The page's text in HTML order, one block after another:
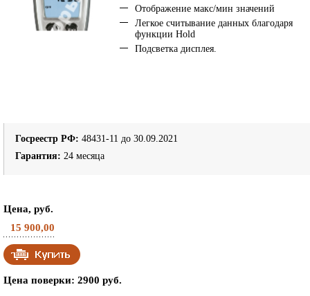
Отображение макс/мин значений
Легкое считывание данных благодаря
функции Hold
Подсветка дисплея.
Госреестр РФ: 48431-11 до 30.09.2021
Гарантия: 24 месяца
Цена, руб.
15 900,00
Цена поверки: 2900 руб.